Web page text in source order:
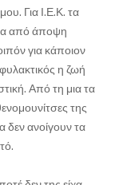
Για Ι.Ε.Κ. τα
από άποψη
για κάποιον
η ζωή
Από τη μια τα
της
ανοίγουν τα